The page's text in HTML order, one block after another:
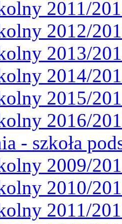
2011/
2012/
2013/
2014/
2015/
2016/
- szkoła
2009/
2010/
2011/